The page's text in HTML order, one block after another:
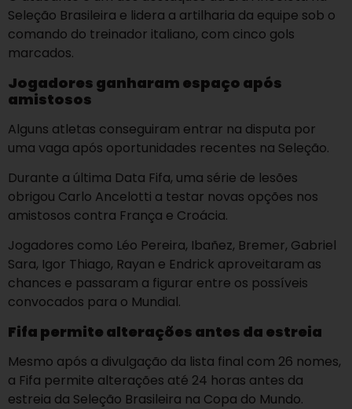
Seleção Brasileira e lidera a artilharia da equipe sob o
comando do treinador italiano, com cinco gols
marcados.
Jogadores ganharam espaço após
amistosos
Alguns atletas conseguiram entrar na disputa por
uma vaga após oportunidades recentes na Seleção.
Durante a última Data Fifa, uma série de lesões
obrigou Carlo Ancelotti a testar novas opções nos
amistosos contra França e Croácia.
Jogadores como Léo Pereira, Ibañez, Bremer, Gabriel
Sara, Igor Thiago, Rayan e Endrick aproveitaram as
chances e passaram a figurar entre os possíveis
convocados para o Mundial.
Fifa permite alterações antes da estreia
Mesmo após a divulgação da lista final com 26 nomes,
a Fifa permite alterações até 24 horas antes da
estreia da Seleção Brasileira na Copa do Mundo.